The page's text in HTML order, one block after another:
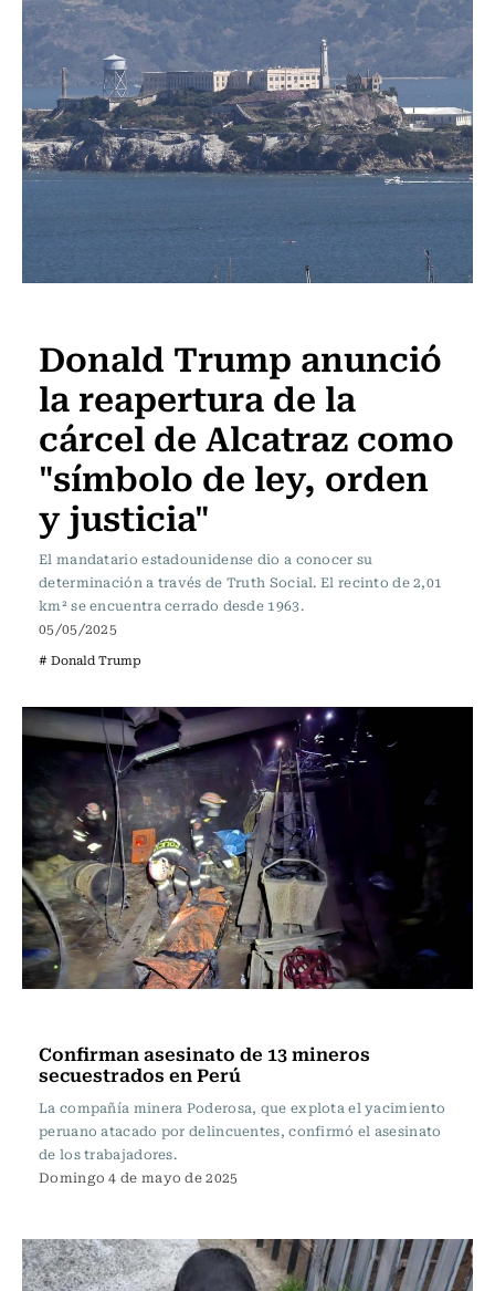
Donald Trump anunció
la reapertura de la
cárcel de Alcatraz como
"símbolo de ley, orden
y justicia"
El mandatario estadounidense dio a conocer su
determinación a través de Truth Social. El recinto de 2,01
km² se encuentra cerrado desde 1963.
05/05/2025
# Donald Trump
Confirman asesinato de 13 mineros
secuestrados en Perú
La compañía minera Poderosa, que explota el yacimiento
peruano atacado por delincuentes, confirmó el asesinato
de los trabajadores.
Domingo 4 de mayo de 2025